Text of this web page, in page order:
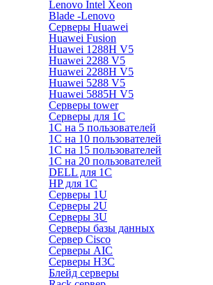
Lenovo Intel Xeon
Blade -Lenovo
Серверы Huawei
Huawei Fusion
Huawei 1288H V5
Huawei 2288 V5
Huawei 2288H V5
Huawei 5288 V5
Huawei 5885H V5
Серверы tower
Серверы для 1C
1С на 5 пользователей
1С на 10 пользователей
1С на 15 пользователей
1С на 20 пользователей
DELL для 1С
HP для 1С
Серверы 1U
Серверы 2U
Серверы 3U
Серверы базы данных
Сервер Cisco
Серверы AIC
Серверы H3C
Блейд серверы